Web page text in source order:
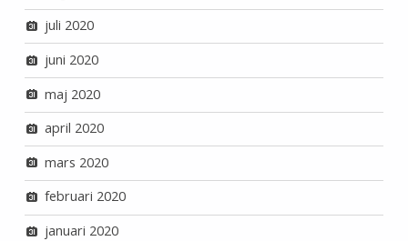
juli 2020
juni 2020
maj 2020
april 2020
mars 2020
februari 2020
januari 2020